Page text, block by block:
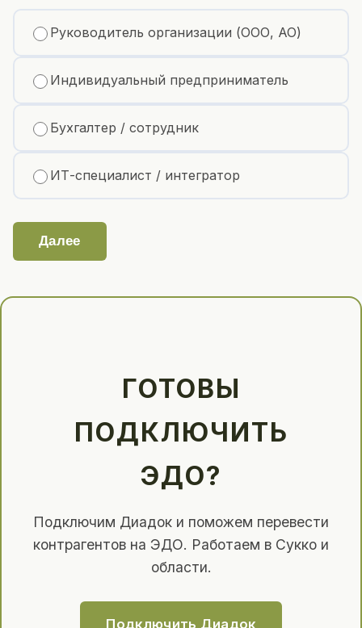
Руководитель организации (ООО, АО)
Индивидуальный предприниматель
Бухгалтер / сотрудник
ИТ-специалист / интегратор
Далее
ГОТОВЫ
ПОДКЛЮЧИТЬ
ЭДО?
Подключим Диадок и поможем перевести
контрагентов на ЭДО. Работаем в Сукко и
области.
Подключить Диадок